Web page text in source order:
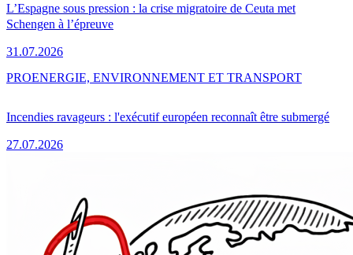
L’Espagne sous pression : la crise migratoire de Ceuta met
Schengen à l’épreuve
31.07.2026
Incendies ravageurs : l'exécutif européen reconnaît être submergé
27.07.2026
PROENERGIE, ENVIRONNEMENT ET TRANSPORT